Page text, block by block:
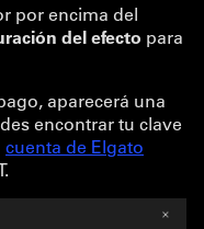
por encima del
del efecto para
aparecerá una
encontrar tu clave
cuenta de Elgato